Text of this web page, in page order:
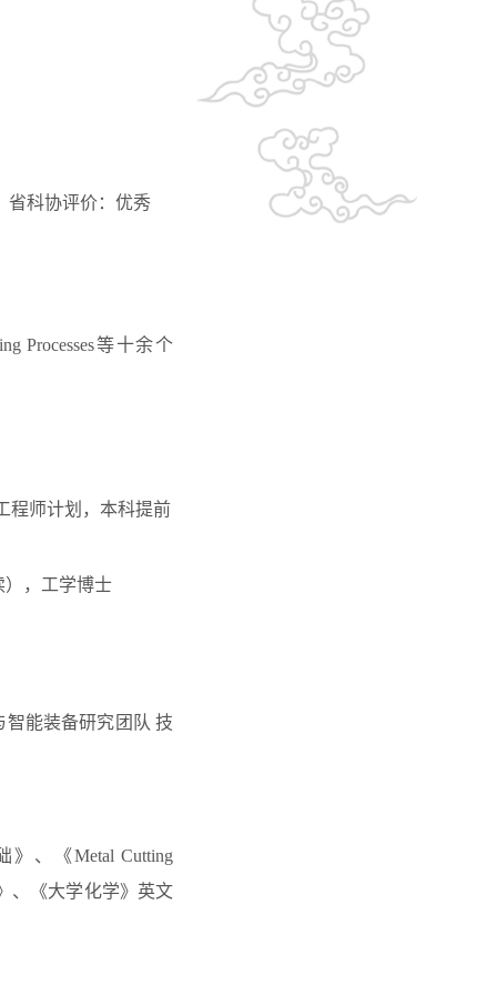
省科协评价：优秀
Processes等十余个
程师计划，本科提前
） ，工学博士
智能装备研究团队 技
》、《Metal Cutting
、《大学化学》英文